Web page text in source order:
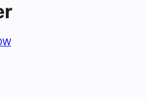
lift) à Talant